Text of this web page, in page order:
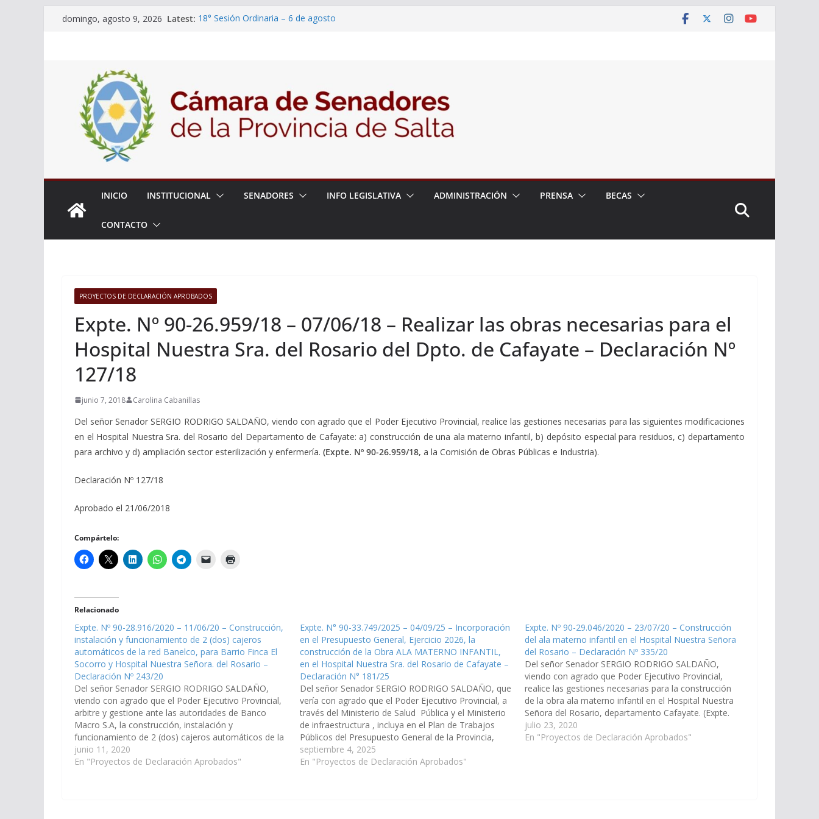
domingo, agosto 9, 2026 Latest: 18° Sesión Ordinaria – 6 de agosto
Expte. Nº 90-34.516/2026 – 06/08/26 – Créase el Ente Salteño
de Protección y Control Vegetal
INICIO INSTITUCIONAL SENADORES INFO LEGISLATIVA ADMINISTRACIÓN PRENSA BECAS
CONTACTO
PROYECTOS DE DECLARACIÓN APROBADOS
Expte. Nº 90-26.959/18 – 07/06/18 – Realizar las obras necesarias para el
Hospital Nuestra Sra. del Rosario del Dpto. de Cafayate – Declaración Nº
127/18
junio 7, 2018 Carolina Cabanillas
Del señor Senador SERGIO RODRIGO SALDAÑO, viendo con agrado que el Poder Ejecutivo Provincial, realice las gestiones necesarias para las siguientes modificaciones
en el Hospital Nuestra Sra. del Rosario del Departamento de Cafayate: a) construcción de una ala materno infantil, b) depósito especial para residuos, c) departamento
para archivo y d) ampliación sector esterilización y enfermería. (Expte. Nº 90-26.959/18, a la Comisión de Obras Públicas e Industria).
Declaración Nº 127/18
Aprobado el 21/06/2018
Compártelo:
Relacionado
Expte. Nº 90-28.916/2020 – 11/06/20 – Construcción,
instalación y funcionamiento de 2 (dos) cajeros
automáticos de la red Banelco, para Barrio Finca El
Socorro y Hospital Nuestra Señora. del Rosario –
Declaración Nº 243/20
Del señor Senador SERGIO RODRIGO SALDAÑO,
viendo con agrado que el Poder Ejecutivo Provincial,
arbitre y gestione ante las autoridades de Banco
Macro S.A, la construcción, instalación y
funcionamiento de 2 (dos) cajeros automáticos de la
red Banelco: en C.I.C (centro integrador comunitario)
de Barrio Finca El Socorro, y en…
junio 11, 2020
En "Proyectos de Declaración Aprobados"
Expte. N° 90-33.749/2025 – 04/09/25 – Incorporación
en el Presupuesto General, Ejercicio 2026, la
construcción de la Obra ALA MATERNO INFANTIL,
en el Hospital Nuestra Sra. del Rosario de Cafayate –
Declaración N° 181/25
Del señor Senador SERGIO RODRIGO SALDAÑO, que
vería con agrado que el Poder Ejecutivo Provincial, a
través del Ministerio de Salud Pública y el Ministerio
de infraestructura , incluya en el Plan de Trabajos
Públicos del Presupuesto General de la Provincia,
Ejercicio 2026, la obra de construcción del ALA
MATERNO…
septiembre 4, 2025
En "Proyectos de Declaración Aprobados"
Expte. Nº 90-29.046/2020 – 23/07/20 – Construcción
del ala materno infantil en el Hospital Nuestra Señora
del Rosario – Declaración Nº 335/20
Del señor Senador SERGIO RODRIGO SALDAÑO,
viendo con agrado que Poder Ejecutivo Provincial,
realice las gestiones necesarias para la construcción
de la obra ala materno infantil en el Hospital Nuestra
Señora del Rosario, departamento Cafayate. (Expte.
Nº 90-29.046/2020, a la Comisión de Obras Públicas e
Industria). Declaración Nº 335/20 Aprobado el…
julio 23, 2020
En "Proyectos de Declaración Aprobados"